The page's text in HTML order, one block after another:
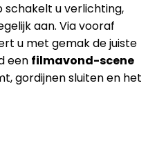
schakelt u verlichting,
aan. Via vooraf
u met gemak de juiste
een filmavond-scene
gordijnen sluiten en het